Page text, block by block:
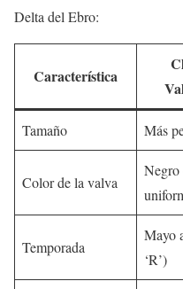
Delta del Ebro:
Característica
Tamaño Más
Color de la valva
Negro
Temporada
Mayo
‘R’)